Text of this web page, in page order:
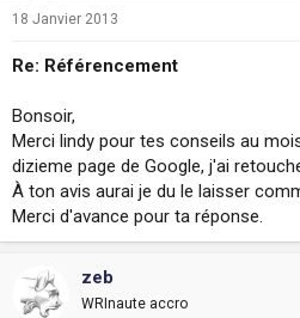
18 Janvier 2013
Re: Référencement
Bonsoir,
Merci lindy pour tes conseils au
dizieme page de Google, j'ai
À ton avis aurai je du le laisser
Merci d'avance pour ta réponse.
zeb
WRInaute accro